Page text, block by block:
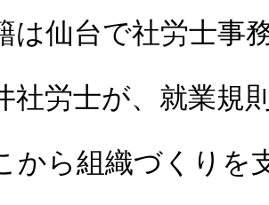
は仙台で社労士事
社労士が、就業規
から組織づくりを